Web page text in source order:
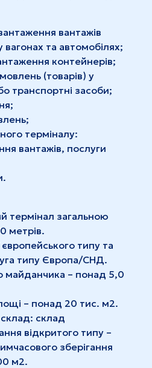
вантажів
вагонах та автомобілях;
контейнерів;
(товарів) у
транспортні засоби;
терміналу:
вантажів, послуги
термінал загальною
метрів.
європейського типу та
типу Європа/СНД.
майданчика – понад 5,0
– понад 20 тис. м2.
склад
відкритого типу –
зберігання
м2.